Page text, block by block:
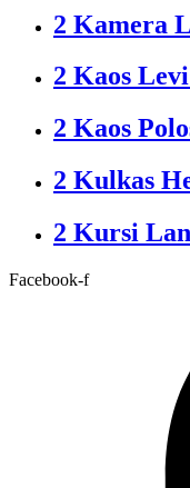
2 Kamera
2 Kaos
2 Kaos
2 Kulkas
2 Kursi
Facebook-f